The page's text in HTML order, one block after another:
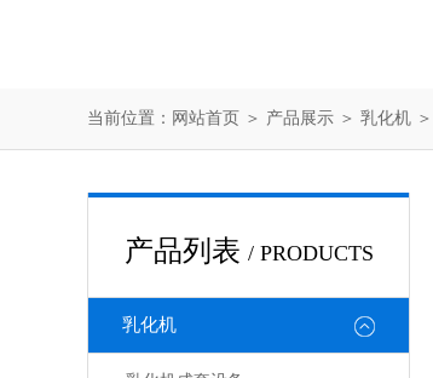
当前位置： 网站首页 ＞ 产品展示 ＞ 乳化机 ＞
产品列表 / PRODUCTS
乳化机